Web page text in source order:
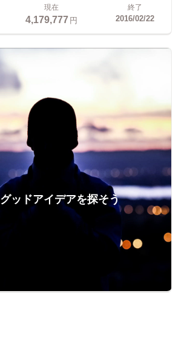
現在
4,179,777円
終了
2016/02/22
グッドアイデアを探そう